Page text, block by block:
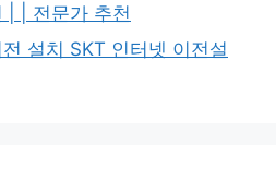
| | 전문가 추천
설치 SKT 인터넷 이전설